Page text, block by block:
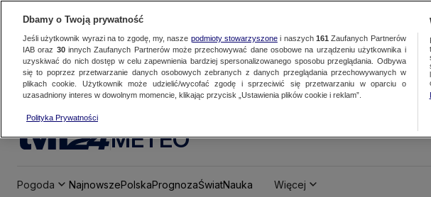
METEO
Pogoda NajnowszePolskaPrognozaŚwiatNauka Więcej
Dbamy o Twoją prywatność
Jeśli użytkownik wyrazi na to zgodę, my, nasze podmioty stowarzyszonei naszych 161 Zaufanych Partnerów
IAB oraz 30innych Zaufanych Partnerów może przechowywać dane osobowe na urządzeniu użytkownika i
uzyskiwać do nich dostęp w celu zapewnienia bardziej spersonalizowanego sposobu przeglądania. Odbywa
się to poprzez przetwarzanie danych osobowych zebranych z danych przeglądania przechowywanych w
plikach cookie. Użytkownik może udzielić/wycofać zgodę i sprzeciwić się przetwarzaniu w oparciu o
uzasadniony interes w dowolnym momencie, klikając przycisk „Ustawienia plików cookie i reklam”.
Polityka Prywatności